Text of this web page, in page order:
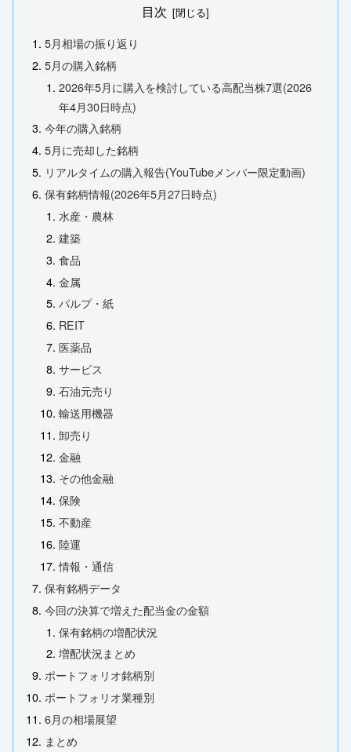
目次
5月相場の振り返り
5月の購入銘柄
2026年5月に購入を検討している高配当株7選(2026
年4月30日時点)
今年の購入銘柄
5月に売却した銘柄
リアルタイムの購入報告(YouTubeメンバー限定動画)
保有銘柄情報(2026年5月27日時点)
水産・農林
建築
食品
金属
パルプ・紙
REIT
医薬品
サービス
石油元売り
輸送用機器
卸売り
金融
その他金融
保険
不動産
陸運
情報・通信
保有銘柄データ
今回の決算で増えた配当金の金額
保有銘柄の増配状況
増配状況まとめ
ポートフォリオ銘柄別
ポートフォリオ業種別
6月の相場展望
まとめ